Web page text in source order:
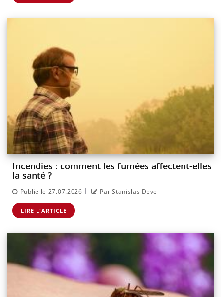
Incendies : comment les fumées affectent-elles
la santé ?
Publié le 27.07.2026 | Par Stanislas Deve
LIRE L'ARTICLE